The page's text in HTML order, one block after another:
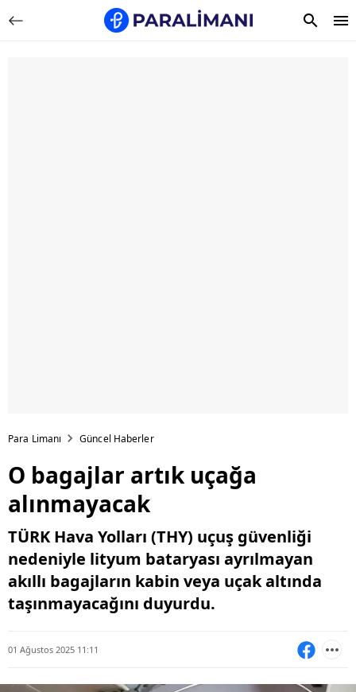
Para Limanı Güncel Haberler
O bagajlar artık uçağa
alınmayacak
TÜRK Hava Yolları (THY) uçuş güvenliği
nedeniyle lityum bataryası ayrılmayan
akıllı bagajların kabin veya uçak altında
taşınmayacağını duyurdu.
01 Ağustos 2025 11:11